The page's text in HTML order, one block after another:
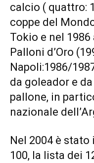
calcio ( quattro:
coppe del
Tokio e nel
Palloni d’Oro
Napoli:1986/
da goleador e
pallone, in
nazionale
Nel 2004 è
100, la lista dei